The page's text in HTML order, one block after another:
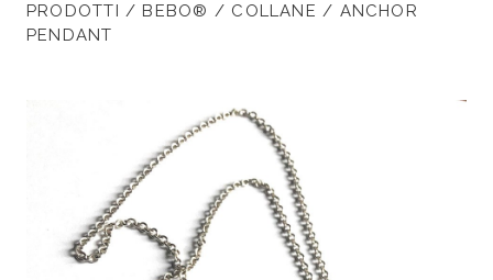
PRODOTTI / BEBO® / COLLANE / ANCHOR
PENDANT